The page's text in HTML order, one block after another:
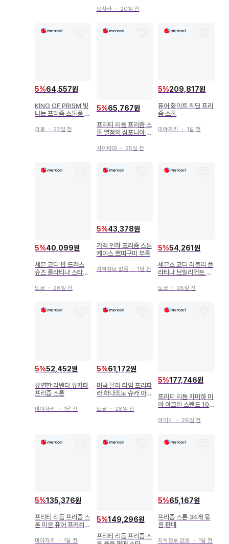
일
오사카・ 20일 전
5%64,557원
KING OF PRISM 빛
나는 프리즘 스톤풍 링
기후 ・ 22일 전
5%65,767원
프리티 리듬 프리즘 스
톤 열정의 심포니아 드
사이타마・ 25일 전
5%209,817원
퓨어 화이트 웨딩 프리
즘 스톤
미야자키 ・ 1달 전
5%40,099원
세븐 코디 팝 드레스
슈즈 플라티나 스타일
도쿄 ・ 26일 전
5%43,378원
가격 인하 프리즘 스톤
케이스 쁘띠구미 부록
지역정보 없음 ・ 1달 전
5%54,261원
세븐스 코디 러블리 플
라티나 브릴리언트 스
도쿄 ・ 28일 전
5%52,452원
유연한 라벤더 유카타
프리즘 스톤
미야자키 ・ 1달 전
5%61,172원
미국 달러 타임 프리파
라 하나조노 슈카 아크
카페
도쿄 ・ 28일 전
5%177,746원
프리티 리듬 카미하 미
아 아크릴 스탠드 10
아이치 ・ 26일 전
5%135,376원
프리티 리듬 프리즘 스
톤 미온 퓨어 프레쉬
미야자키 ・ 1달 전
5%149,296원
프리티 리듬 프리즘 스
5%65,167원
프리즘 스톤 34개 묶
음 판매
지역정보 없음 ・ 1달 전